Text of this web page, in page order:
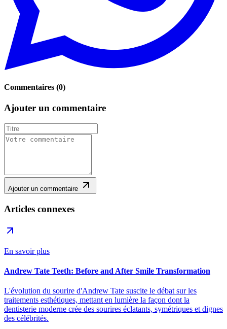
Commentaires (0)
Ajouter un commentaire
Ajouter un commentaire
Articles connexes
En savoir plus
Andrew Tate Teeth: Before and After Smile Transformation
L'évolution du sourire d'Andrew Tate suscite le débat sur les
traitements esthétiques, mettant en lumière la façon dont la
dentisterie moderne crée des sourires éclatants, symétriques et dignes
des célébrités.